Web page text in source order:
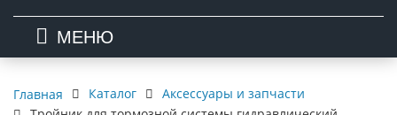
МЕНЮ
Главная Каталог
Аксессуары и запчасти